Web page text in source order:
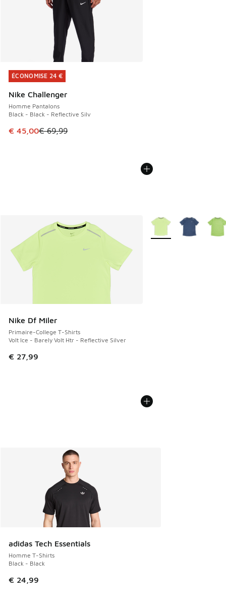
ÉCONOMISE 24 €
Nike Challenger
Homme Pantalons
Black - Black - Reflective Silv
Cet article est en promotion. Prix en baisse de € 69,99 à
€ 45,00€ 69,99
ÉCONOMISE 24 €
Nike Df Miler
Primaire-College T-Shirts
Volt Ice - Barely Volt Htr - Reflective Silver
€ 27,99
Plus de couleurs
adidas Tech Essentials
Homme T-Shirts
Black - Black
€ 24,99